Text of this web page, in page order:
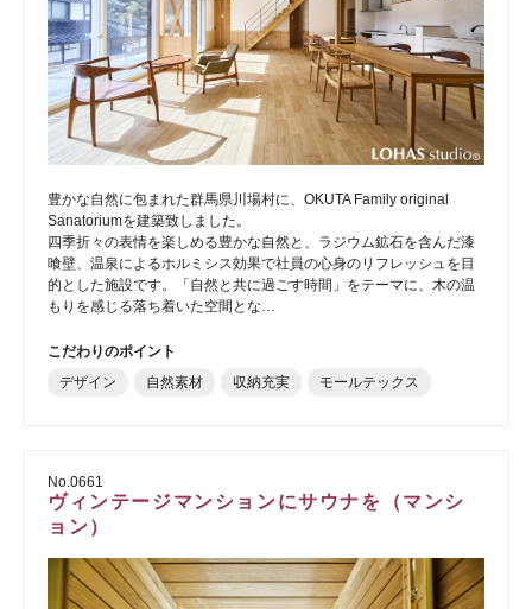
豊かな自然に包まれた群馬県川場村に、OKUTA Family original
Sanatoriumを建築致しました。
四季折々の表情を楽しめる豊かな自然と、ラジウム鉱石を含んだ漆
喰壁、温泉によるホルミシス効果で社員の心身のリフレッシュを目
的とした施設です。「自然と共に過ごす時間」をテーマに、木の温
もりを感じる落ち着いた空間とな…
こだわりのポイント
デザイン
自然素材 収納充実 モールテックス
No.0661
ヴィンテージマンションにサウナを（マンシ
ョン）